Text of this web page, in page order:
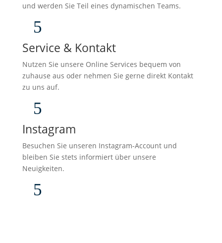
und werden Sie Teil eines dynamischen Teams.
5
Service & Kontakt
Nutzen Sie unsere Online Services bequem von
zuhause aus oder nehmen Sie gerne direkt Kontakt
zu uns auf.
5
Instagram
Besuchen Sie unseren Instagram-Account und
bleiben Sie stets informiert über unsere
Neuigkeiten.
5